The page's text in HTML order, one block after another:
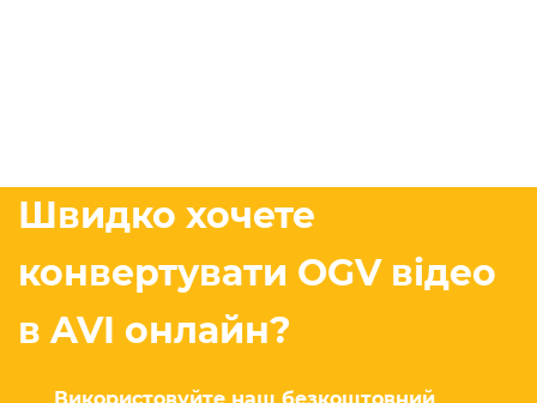
Швидко хочете
конвертувати OGV відео
в AVI онлайн?